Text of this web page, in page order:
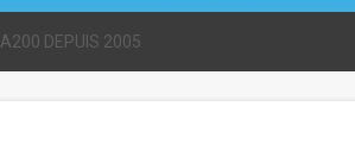
DEPUIS 2005